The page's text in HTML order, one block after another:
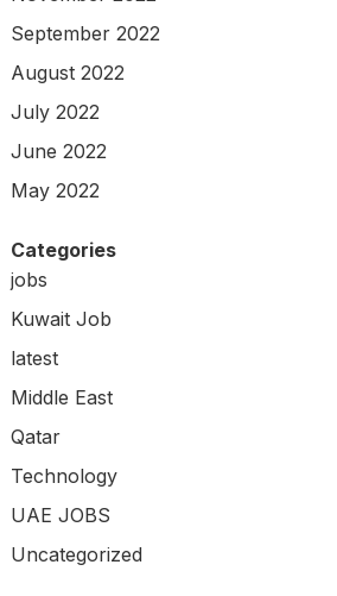
September 2022
August 2022
July 2022
June 2022
May 2022
Categories
jobs
Kuwait Job
latest
Middle East
Qatar
Technology
UAE JOBS
Uncategorized